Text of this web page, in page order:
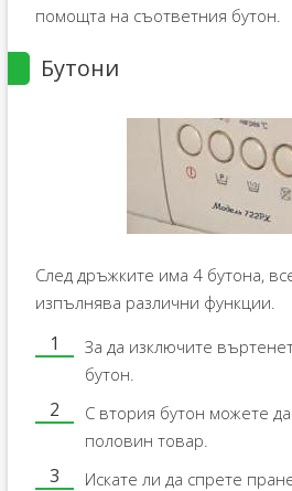
помощта на съответния бутон.
Бутони
След дръжките има 4 бутона,
изпълнява различни функции.
За да изключите
бутон.
С втория бутон можете
половин товар.
Искате ли да спрете